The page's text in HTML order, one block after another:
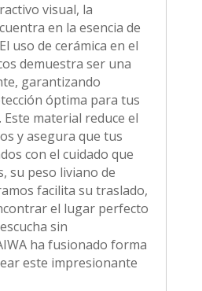
visual, la
en la esencia de
uso de cerámica en el
demuestra ser una
garantizando
óptima para tus
material reduce el
y asegura que tus
con el cuidado que
su peso liviano de
facilita su traslado,
el lugar perfecto
sin
ha fusionado forma
este impresionante